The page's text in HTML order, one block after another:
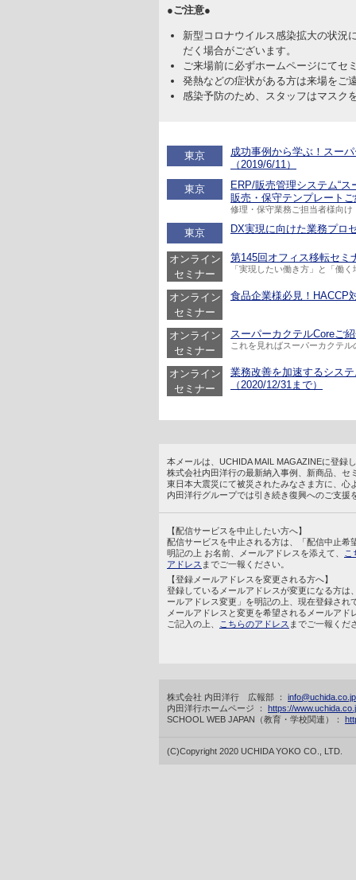
●ご注意●
新型コロナウイルス感染拡大の状況
だく場合がございます。
ご来場前に必ずホームページにてセ
発熱などの症状がある方は来場をご
感染予防のため、スタッフはマスク
東京
成功事例から学ぶ！スー
（2019/6/11）
東京
ERP/販売管理システム“
販売・保守テンプレート
修理・保守業務ご担当者様向
東京 DX実現に向けた業務プロ
オンライン
セミナー
第145回オフィス移転セミ
「実現したい働き方」と「働く
オンライン
セミナー
食品企業様必見！HACCP
オンライン
セミナー
スーパーカクテルCoreご
これを見ればスーパーカクテル
オンライン
セミナー
業務改善を加速するシス
（2020/12/31まで）
本メールは、UCHIDA MAIL MAGAZINEに登録
株式会社内田洋行の最新納入事例、新商品、
東日本大震災にて被災されたみなさま方に、心
内田洋行グループでは引き続き復興へのご支援
【配信サービスを中止したい方へ】
配信サービスを中止される方は、「配信中止希
明記の上 お名前、メールアドレスを添えて、
こ
アドレス までご一報ください。
【登録メールアドレスを変更される方へ】
登録しているメールアドレスが変更になる方は
ールアドレス変更」を明記の上、現在登録され
メールアドレスと変更を希望されるメールアド
ご記入の上、
こちらのアドレス までご一報くだ
株式会社 内田洋行 広報部 ： info@uchida.co.jp
内田洋行ホームページ ： https://
SCHOOL WEB JAPAN（教育・学校関連）：
(C)Copyright 2020 UCHIDA YOKO CO., LTD.